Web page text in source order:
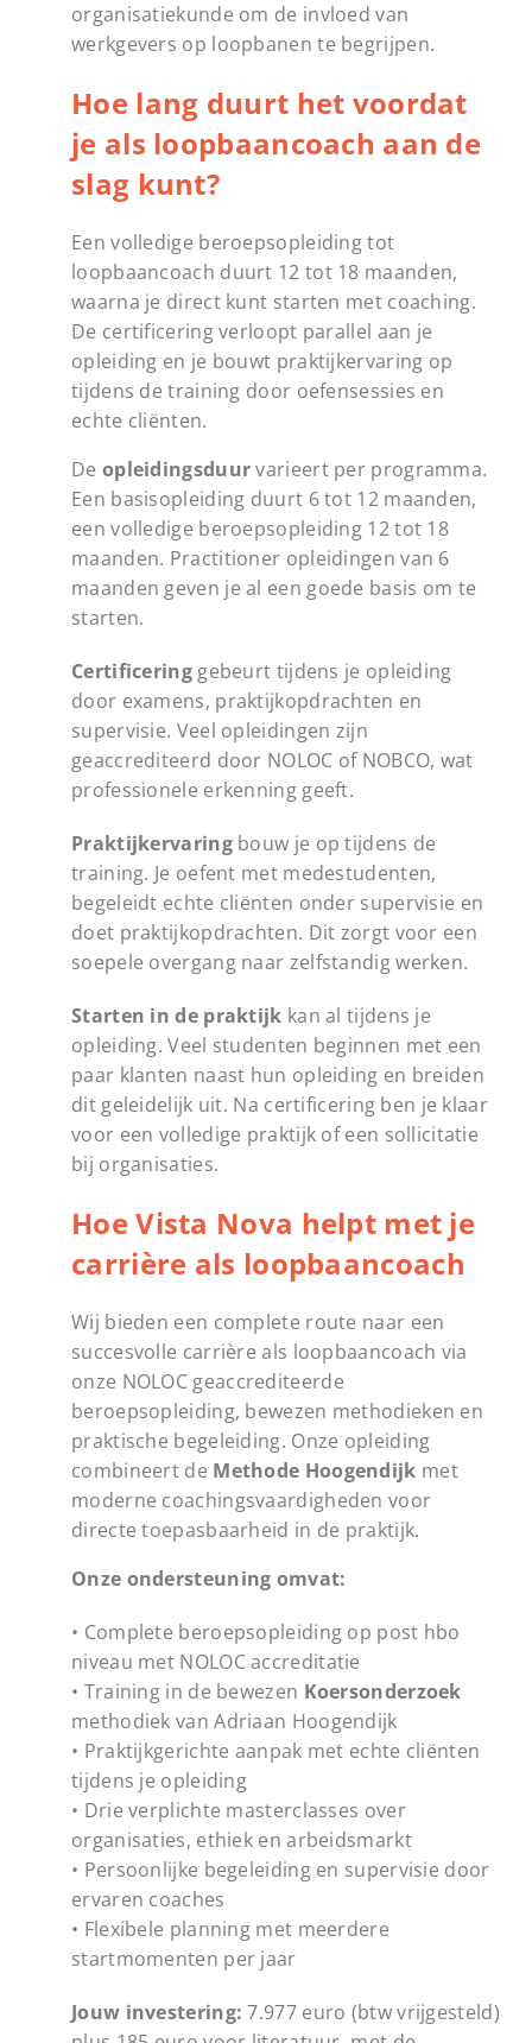
organisatiekunde om de invloed van
werkgevers op loopbanen te begrijpen.
Hoe lang duurt het voordat
je als loopbaancoach aan de
slag kunt?
Een volledige beroepsopleiding tot
loopbaancoach duurt 12 tot 18 maanden,
waarna je direct kunt starten met coaching.
De certificering verloopt parallel aan je
opleiding en je bouwt praktijkervaring op
tijdens de training door oefensessies en
echte cliënten.
De opleidingsduurvarieert per programma.
Een basisopleiding duurt 6 tot 12 maanden,
een volledige beroepsopleiding 12 tot 18
maanden. Practitioner opleidingen van 6
maanden geven je al een goede basis om te
starten.
Certificeringgebeurt tijdens je opleiding
door examens, praktijkopdrachten en
supervisie. Veel opleidingen zijn
geaccrediteerd door NOLOC of NOBCO, wat
professionele erkenning geeft.
Praktijkervaringbouw je op tijdens de
training. Je oefent met medestudenten,
begeleidt echte cliënten onder supervisie en
doet praktijkopdrachten. Dit zorgt voor een
soepele overgang naar zelfstandig werken.
Starten in de praktijk kan al tijdens je
opleiding. Veel studenten beginnen met een
paar klanten naast hun opleiding en breiden
dit geleidelijk uit. Na certificering ben je klaar
voor een volledige praktijk of een sollicitatie
bij organisaties.
Hoe Vista Nova helpt met je
carrière als loopbaancoach
Wij bieden een complete route naar een
succesvolle carrière als loopbaancoach via
onze NOLOC geaccrediteerde
beroepsopleiding, bewezen methodieken en
praktische begeleiding. Onze opleiding
combineert de Methode Hoogendijk met
moderne coachingsvaardigheden voor
directe toepasbaarheid in de praktijk.
Onze ondersteuning omvat:
• Complete beroepsopleiding op post hbo
niveau met NOLOC accreditatie
• Training in de bewezen Koersonderzoek
methodiek van Adriaan Hoogendijk
• Praktijkgerichte aanpak met echte cliënten
tijdens je opleiding
• Drie verplichte masterclasses over
organisaties, ethiek en arbeidsmarkt
• Persoonlijke begeleiding en supervisie door
ervaren coaches
• Flexibele planning met meerdere
startmomenten per jaar
Jouw investering: 7.977 euro (btw vrijgesteld)